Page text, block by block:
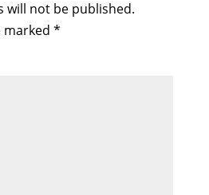
will not be published.
marked *